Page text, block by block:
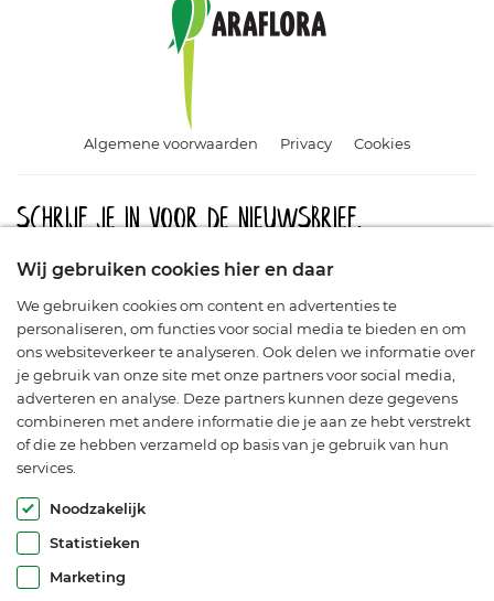
Algemene voorwaarden Privacy Cookies
Schrijf je in voor de nieuwsbrief.
Meld u aan en blijf op de hoogte van aanbiedingen, promoties
Wij gebruiken cookies hier en daar
We gebruiken cookies om content en advertenties te
personaliseren, om functies voor social media te bieden en om
ons websiteverkeer te analyseren. Ook delen we informatie over
je gebruik van onze site met onze partners voor social media,
adverteren en analyse. Deze partners kunnen deze gegevens
combineren met andere informatie die je aan ze hebt verstrekt
of die ze hebben verzameld op basis van je gebruik van hun
services.
Noodzakelijk
Statistieken
Marketing